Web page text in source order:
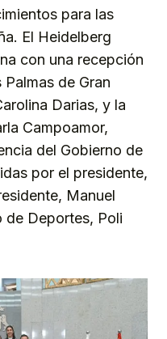
para las
El Heidelberg
con una recepción
de Gran
Darias, y la
Campoamor,
del Gobierno de
por el presidente,
Manuel
de Deportes, Poli